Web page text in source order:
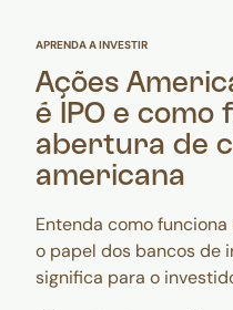
APRENDA A INVESTIR
Ações
é IPO e como
abertura de
americana
Entenda como
o papel dos bancos de
significa para o